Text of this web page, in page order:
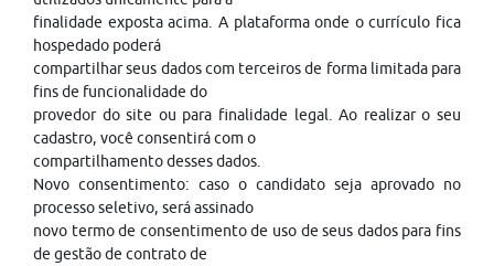
finalidade exposta acima. A plataforma onde o currículo fica
hospedado poderá
compartilhar seus dados com terceiros de forma limitada para
fins de funcionalidade do
provedor do site ou para finalidade legal. Ao realizar o seu
cadastro, você consentirá com o
compartilhamento desses dados.
Novo consentimento: caso o candidato seja aprovado no
processo seletivo, será assinado
novo termo de consentimento de uso de seus dados para fins
de gestão de contrato de